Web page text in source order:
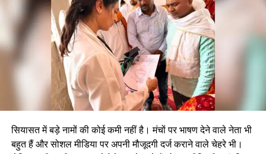
सियासत में बड़े नामों की कोई कमी नहीं है। मंचों पर भाषण देने वाले नेता भी
बहुत हैं और सोशल मीडिया पर अपनी मौजूदगी दर्ज कराने वाले चेहरे भी।